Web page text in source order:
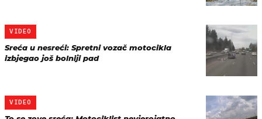
VIDEO
Sreća u nesreći: Spretni vozač motocikla
izbjegao još bolniji pad
VIDEO